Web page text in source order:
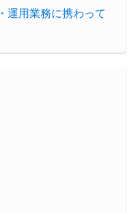
運用業務に携わって